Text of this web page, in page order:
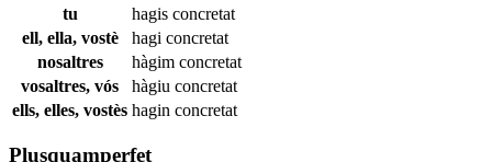
tu
hagis concretat
ell, ella, vostè
hagi concretat
nosaltres
hàgim concretat
vosaltres, vós
hàgiu concretat
ells, elles, vostès hagin concretat
Plusquamperfet